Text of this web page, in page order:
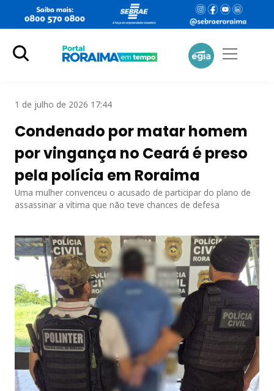
1 de julho de 2026 17:44
Condenado por matar homem
por vingança no Ceará é preso
pela polícia em Roraima
Uma mulher convenceu o acusado de participar do plano de
assassinar a vítima que não teve chances de defesa